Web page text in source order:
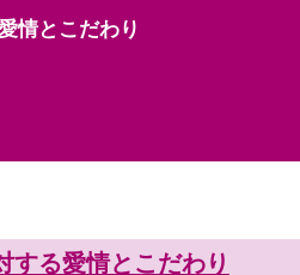
情とこだわり
する愛情とこだわり